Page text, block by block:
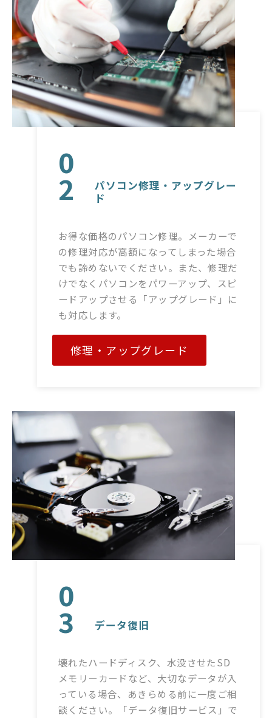
0
2
パソコン修理・アップグレー
ド
お得な価格のパソコン修理。メーカーで
の修理対応が高額になってしまった場合
でも諦めないでください。また、修理だ
けでなくパソコンをパワーアップ、スピ
ードアップさせる「アップグレード」に
も対応します。
修理・アップグレード
0
3 データ復旧
壊れたハードディスク、水没させたSD
メモリーカードなど、大切なデータが入
っている場合、あきらめる前に一度ご相
談ください。「データ復旧サービス」で